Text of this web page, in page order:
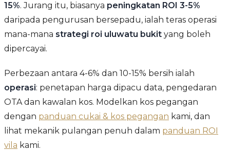
15%. Jurang itu, biasanya peningkatan ROI 3-5%
daripada pengurusan bersepadu, ialah teras operasi
mana-mana strategi roi uluwatu bukit yang boleh
dipercayai.
Perbezaan antara 4-6% dan 10-15% bersih ialah
operasi: penetapan harga dipacu data, pengedaran
OTA dan kawalan kos. Modelkan kos pegangan
dengan panduan cukai & kos pegangan kami, dan
lihat mekanik pulangan penuh dalam panduan ROI
vila kami.